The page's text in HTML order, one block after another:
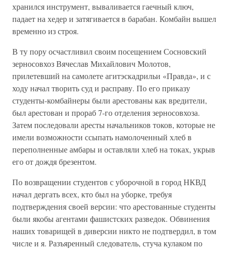
хранился инструмент, вываливается гаечный ключ,
падает на хедер и затягивается в барабан. Комбайн вышел
временно из строя.
В ту пору осчастливил своим посещением Сосновский
зерносовхоз Вячеслав Михайлович Молотов,
прилетевший на самолете агитэскадрильи «Правда», и с
ходу начал творить суд и расправу. По его приказу
студенты-комбайнеры были арестованы как вредители,
был арестован и прораб 7-го отделения зерносовхоза.
Затем последовали аресты начальников токов, которые не
имели возможности ссыпать намолоченный хлеб в
переполненные амбары и оставляли хлеб на токах, укрыв
его от дождя брезентом.
По возвращении студентов с уборочной в город НКВД
начал дергать всех, кто был на уборке, требуя
подтверждения своей версии: что арестованные студенты
были якобы агентами фашистских разведок. Обвинения
наших товарищей в диверсии никто не подтвердил, в том
числе и я. Разъяренный следователь, стуча кулаком по